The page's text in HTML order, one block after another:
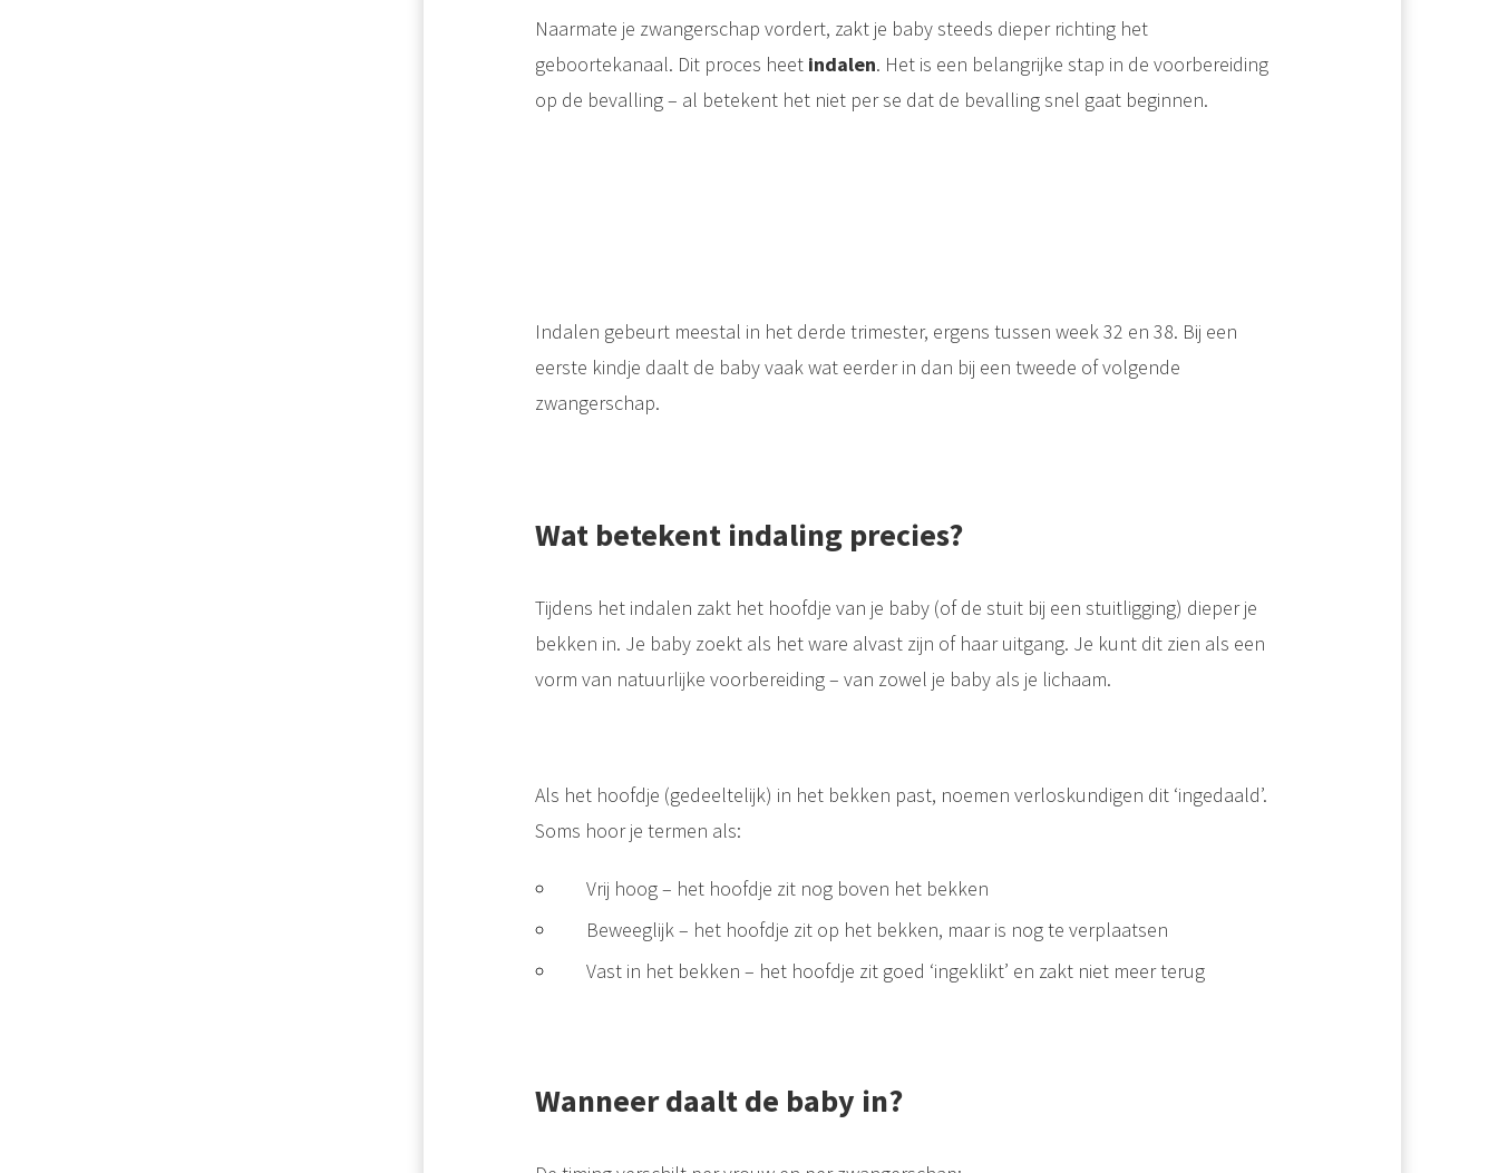
Naarmate je zwangerschap vordert, zakt je baby steeds dieper richting het
geboortekanaal. Dit proces heet indalen. Het is een belangrijke stap in de voorbereiding
op de bevalling – al betekent het niet per se dat de bevalling snel gaat beginnen.
Indalen gebeurt meestal in het derde trimester, ergens tussen week 32 en 38. Bij een
eerste kindje daalt de baby vaak wat eerder in dan bij een tweede of volgende
zwangerschap.
Wat betekent indaling precies?
Tijdens het indalen zakt het hoofdje van je baby (of de stuit bij een stuitligging) dieper je
bekken in. Je baby zoekt als het ware alvast zijn of haar uitgang. Je kunt dit zien als een
vorm van natuurlijke voorbereiding – van zowel je baby als je lichaam.
Als het hoofdje (gedeeltelijk) in het bekken past, noemen verloskundigen dit ‘ingedaald’.
Soms hoor je termen als:
Vrij hoog – het hoofdje zit nog boven het bekken
Beweeglijk – het hoofdje zit op het bekken, maar is nog te verplaatsen
Vast in het bekken – het hoofdje zit goed ‘ingeklikt’ en zakt niet meer terug
Wanneer daalt de baby in?